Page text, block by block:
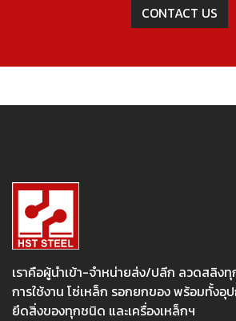
CONTACT US
เราคือผู้นำเข้า-จำหน่ายส่ง/ปลีก ลวดสลิง
การใช้งาน โซ่เหล็ก รอกยกของ พร้อมทั้ง
ยึดสิ่งของทุกชนิด และเครื่องเหล็กฯ